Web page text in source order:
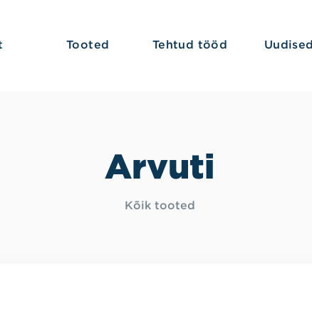
Tooted Tehtud tööd Uudised
Arvuti
Kõik tooted